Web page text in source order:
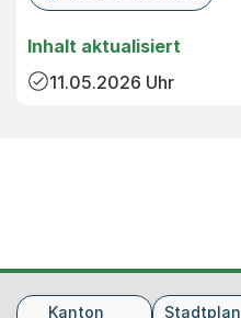
Inhalt aktualisiert
11.05.2026 Uhr
FusszeileKanton
Stadtplan